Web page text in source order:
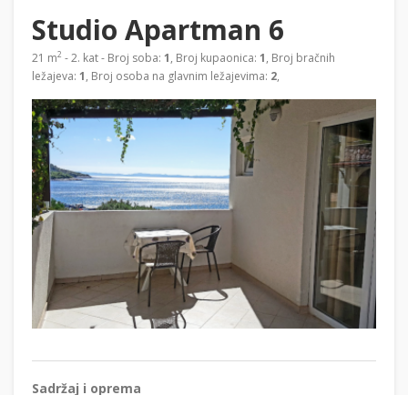
Studio Apartman 6
21 m2 - 2. kat - Broj soba: 1, Broj kupaonica: 1, Broj bračnih
ležajeva: 1, Broj osoba na glavnim ležajevima: 2,
Sadržaj i oprema